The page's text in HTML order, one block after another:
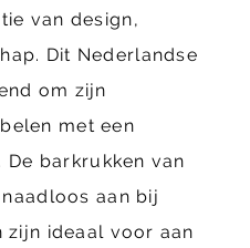
van design,
Dit Nederlandse
om zijn
met een
barkrukken van
aan bij
zijn ideaal voor aan